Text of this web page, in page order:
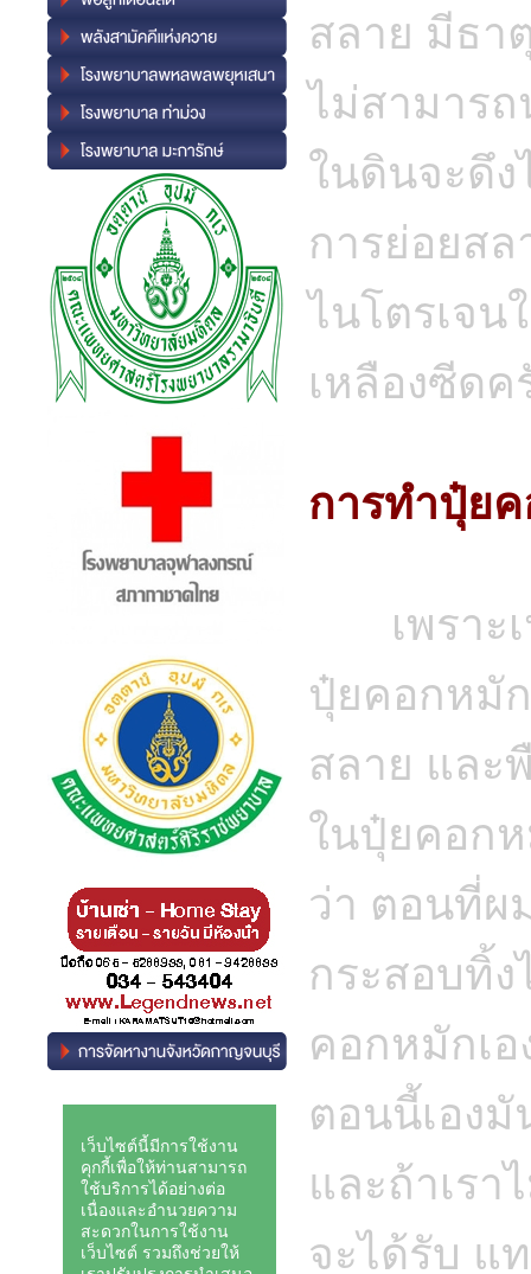
สลาย มีธา
ไม่สามารถ
ในดินจะดึ
การย่อยส
ไนโตรเจน
เหลืองซีดค
การทำปุ๋ย
เพราะเห
ปุ๋ยคอกหมั
สลาย และ
ในปุ๋ยคอก
ว่า ตอนที่ผ
กระสอบทิ้ง
คอกหมักเอ
ตอนนี้เอง
และถ้าเร
จะได้รับ แ